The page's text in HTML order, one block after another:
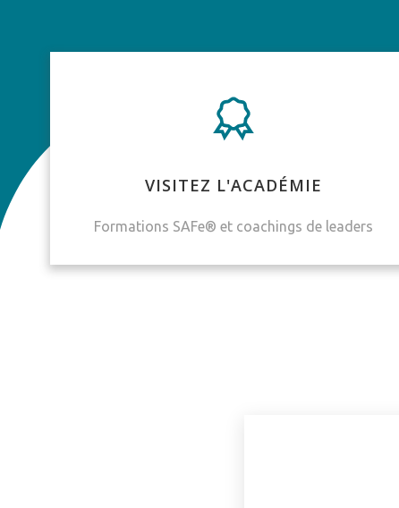
VISITEZ L'ACADÉMIE
Formations SAFe® et coachings de leaders